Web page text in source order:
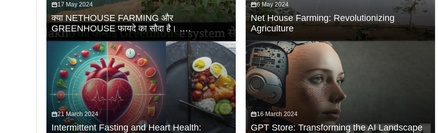
17 May 2024
क्या NETHOUSE FARMING और
GREENHOUSE फायदे का सौदा है। ….
6 May 2024
Net House Farming: Revolutionizing
Agriculture
21 March 2024
Intermittent Fasting and Heart Health:
16 March 2024
GPT Store: Transforming the AI Landscape